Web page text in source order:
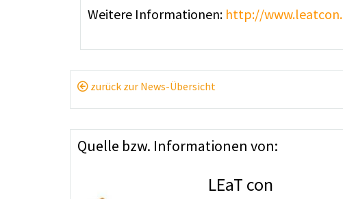
Weitere Informationen: http://
zurück zur News-Übersicht
Quelle bzw. Informationen von:
LEaT con